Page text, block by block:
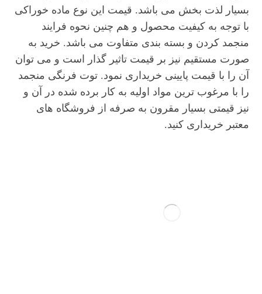
بسیار لذت بخش می باشد. قیمت این نوع ماده خوراکی
با توجه به کیفیت محصول و هم چنین نحوه فرایند
منجمد کردن و بسته بندی متفاوت می باشد. خرید به
صورت مستقیم نیز بر قیمت تاثیر گذار است و می توان
آن را با قیمت پایینی خریداری نمود. توت فرنگی منجمد
را با مرغوب ترین مواد اولیه به کار برده شده در آن و
نیز قیمتی بسیار مقرون به صرفه از فروشگاه های
معتبر خریداری کنید.